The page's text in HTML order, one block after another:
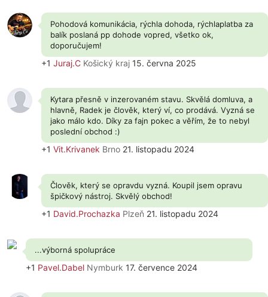
Pohodová komunikácia, rýchla dohoda, rýchlaplatba za
balík poslaná pp dohode vopred, všetko ok,
doporučujem!
+1 Juraj.C Košický kraj 15. června 2025
Kytara přesně v inzerovaném stavu. Skvělá domluva, a
hlavně, Radek je člověk, který ví, co prodává. Vyzná se
jako málo kdo. Díky za fajn pokec a věřím, že to nebyl
poslední obchod :)
+1 Vit.Krivanek Brno 21. listopadu 2024
Člověk, který se opravdu vyzná. Koupil jsem opravu
špičkový nástroj. Skvělý obchod!
+1 David.Prochazka Plzeň 21. listopadu 2024
...výborná spolupráce
+1 Pavel.Dabel Nymburk 17. července 2024